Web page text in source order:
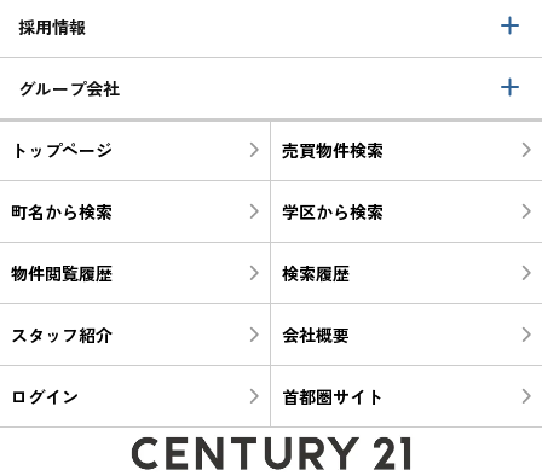
採用情報
グループ会社
トップページ 売買物件検索
町名から検索 学区から検索
物件閲覧履歴 検索履歴
スタッフ紹介 会社概要
ログイン 首都圏サイト